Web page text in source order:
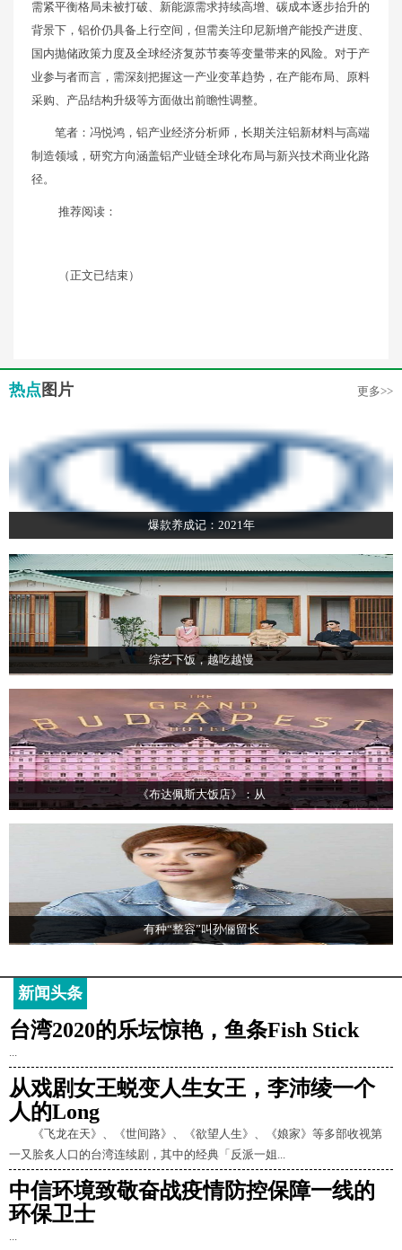
需紧平衡格局未被打破、新能源需求持续高增、碳成本逐步抬升的
背景下，铝价仍具备上行空间，但需关注印尼新增产能投产进度、
国内抛储政策力度及全球经济复苏节奏等变量带来的风险。对于产
业参与者而言，需深刻把握这一产业变革趋势，在产能布局、原料
采购、产品结构升级等方面做出前瞻性调整。
笔者：冯悦鸿，铝产业经济分析师，长期关注铝新材料与高端
制造领域，研究方向涵盖铝产业链全球化布局与新兴技术商业化路
径。
推荐阅读：
（正文已结束）
热点 图片 更多>>
爆款养成记：2021年
综艺下饭，越吃越慢
《布达佩斯大饭店》：从
有种“整容”叫孙俪留长
新闻头条
台湾2020的乐坛惊艳，鱼条Fish Stick
...
从戏剧女王蜕变人生女王，李沛绫一个
人的Long
《飞龙在天》、《世间路》、《欲望人生》、《娘家》等多部收视第
一又脍炙人口的台湾连续剧，其中的经典「反派一姐...
中信环境致敬奋战疫情防控保障一线的
环保卫士
...